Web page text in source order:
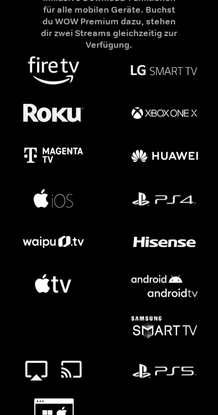
für alle mobilen Geräte. Buchst
du WOW Premium dazu, stehen
dir zwei Streams gleichzeitig zur
Verfügung.